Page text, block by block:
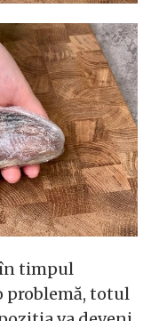
în timpul
problemă, totul